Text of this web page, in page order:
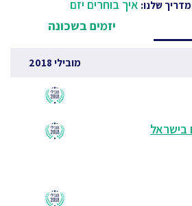
שלנו: איך בוחרים יזם
יזמים בשכונה
מובילי 2018
בישראל